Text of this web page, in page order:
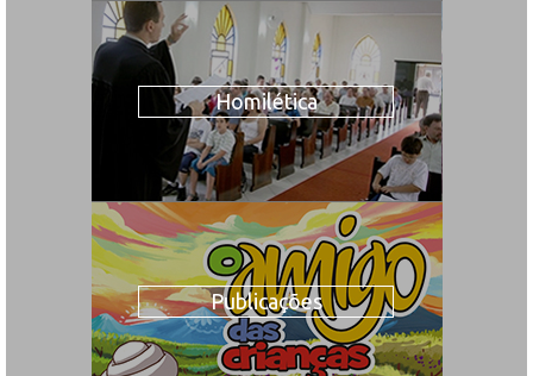
Homilética
Publicações